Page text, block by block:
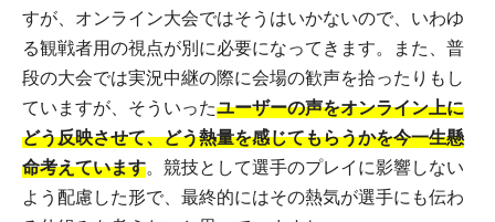
すが、オンライン大会ではそうはいかないので、いわゆ
る観戦者用の視点が別に必要になってきます。また、普
段の大会では実況中継の際に会場の歓声を拾ったりもし
ていますが、そういったユーザーの声をオンライン上に
どう反映させて、どう熱量を感じてもらうかを今一生懸
命考えています。競技として選手のプレイに影響しない
よう配慮した形で、最終的にはその熱気が選手にも伝わ